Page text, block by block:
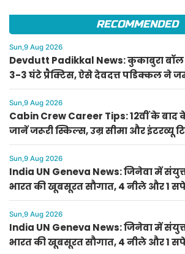
RECOMMENDED
Sun,9 Aug 2026
Devdutt Padikkal News: कुकाबुरा बॉल
3-3 घंटे प्रैक्टिस, ऐसे देवदत्त पडिक्कल ने
Sun,9 Aug 2026
Cabin Crew Career Tips: 12वीं के
जानें जरूरी स्किल्स, उम्र सीमा और इंटरव्यू
Sun,9 Aug 2026
India UN Geneva News: जिनेवा में संयुक्त
भारत की खूबसूरत सौगात, 4 नीले और 1
Sun,9 Aug 2026
India UN Geneva News: जिनेवा में संयुक्त
भारत की खूबसूरत सौगात, 4 नीले और 1